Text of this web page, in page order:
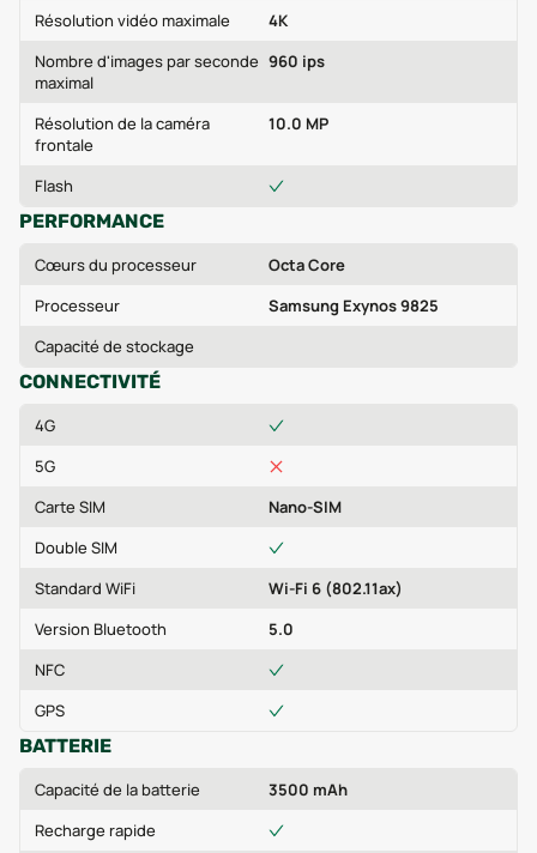
Résolution vidéo maximale
4K
Nombre d'images par seconde
maximal
960 ips
Résolution de la caméra
frontale
10.0 MP
Flash
PERFORMANCE
Cœurs du processeur
Octa Core
Processeur
Samsung Exynos 9825
Capacité de stockage
CONNECTIVITÉ
4G
5G
Carte SIM
Nano-SIM
Double SIM
Standard WiFi
Wi-Fi 6 (802.11ax)
Version Bluetooth
5.0
NFC
GPS
BATTERIE
Capacité de la batterie
3500 mAh
Recharge rapide